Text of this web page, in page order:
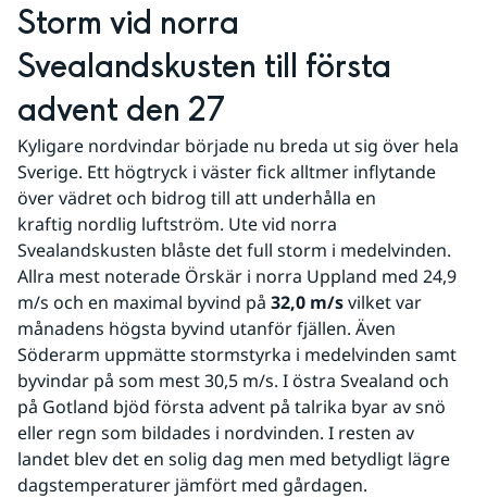
Storm vid norra
Svealandskusten till första
advent den 27
Kyligare nordvindar började nu breda ut sig över hela
Sverige. Ett högtryck i väster fick alltmer inflytande
över vädret och bidrog till att underhålla en
kraftig nordlig luftström. Ute vid norra
Svealandskusten blåste det full storm i medelvinden.
Allra mest noterade Örskär i norra Uppland med 24,9
m/s och en maximal byvind på 32,0 m/s vilket var
månadens högsta byvind utanför fjällen. Även
Söderarm uppmätte stormstyrka i medelvinden samt
byvindar på som mest 30,5 m/s. I östra Svealand och
på Gotland bjöd första advent på talrika byar av snö
eller regn som bildades i nordvinden. I resten av
landet blev det en solig dag men med betydligt lägre
dagstemperaturer jämfört med gårdagen.